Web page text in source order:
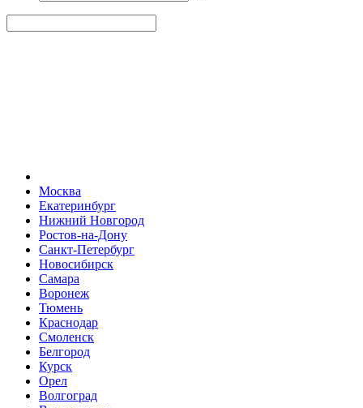
Москва
Екатеринбург
Нижний Новгород
Ростов-на-Дону
Санкт-Петербург
Новосибирск
Самара
Воронеж
Тюмень
Краснодар
Смоленск
Белгород
Курск
Орел
Волгоград